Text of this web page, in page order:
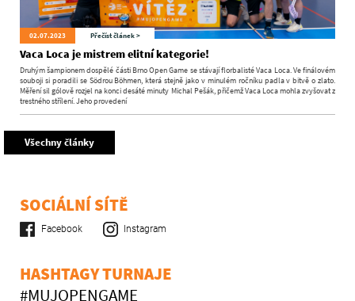
02.07.2023 Přečíst článek >
Vaca Loca je mistrem elitní kategorie!
Druhým šampionem dospělé části Brno Open Game se stávají florbalisté Vaca Loca. Ve finálovém
souboji si poradili se Södrou Böhmen, která stejně jako v minulém ročníku padla v bitvě o zlato.
Měření sil gólově rozjel na konci desáté minuty Michal Pešák, přičemž Vaca Loca mohla zvyšovat z
trestného střílení. Jeho provedení
Všechny články
SOCIÁLNÍ SÍTĚ
Facebook Instagram
HASHTAGY TURNAJE
#MUJOPENGAME